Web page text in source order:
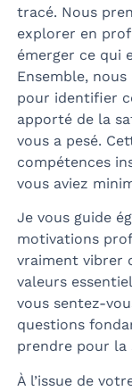
tracé. Nous
explorer en
émerger ce qui
Ensemble, nous
pour identifier
apporté de la
vous a pesé.
compétences
vous aviez
Je vous guide
motivations
vraiment vibrer
valeurs
vous sentez-
questions
prendre pour la
À l’issue de